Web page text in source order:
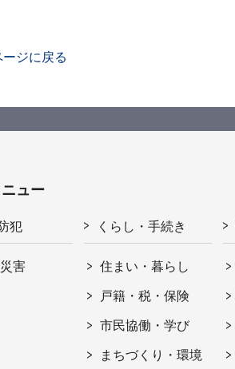
ジに戻る
ュー
犯
害
くらし・手続き
住まい・暮らし
戸籍・税・保険
市民協働・学び
まちづくり・環境